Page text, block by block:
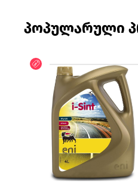
პოპულარული
ფასდაკლება